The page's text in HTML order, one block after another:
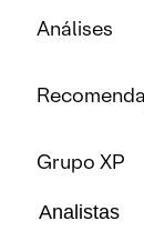
Análises
Grupo XP
Analistas